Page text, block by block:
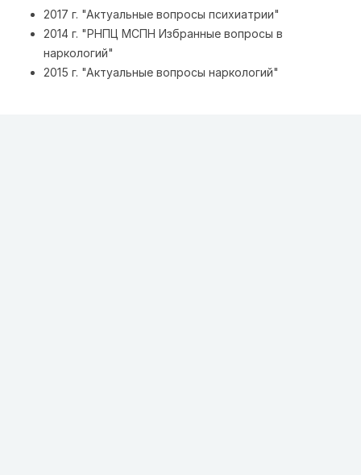
2017 г. "Актуальные вопросы психиатрии"
2014 г. "РНПЦ МСПН Избранные вопросы в
наркологий"
2015 г. "Актуальные вопросы наркологий"